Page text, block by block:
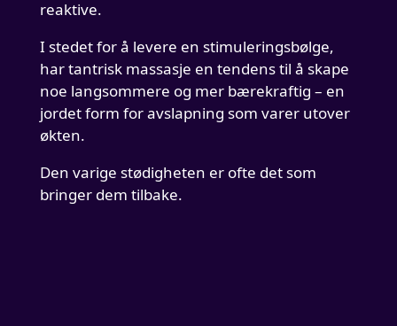
reaktive.
I stedet for å levere en stimuleringsbølge,
har tantrisk massasje en tendens til å skape
noe langsommere og mer bærekraftig – en
jordet form for avslapning som varer utover
økten.
Den varige stødigheten er ofte det som
bringer dem tilbake.